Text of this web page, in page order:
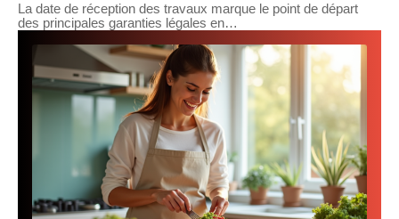
La date de réception des travaux marque le point de départ
des principales garanties légales en…